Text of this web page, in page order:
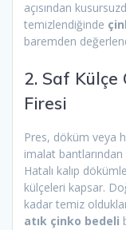
açısından
temizlendiğinde
baremden
2. Saf Külçe
Firesi
Pres, döküm veya
imalat
Hatalı kalıp
külçeleri kapsar.
kadar temiz
atık çinko bedeli